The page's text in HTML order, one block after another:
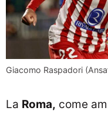
Giacomo Raspadori
La Roma, come